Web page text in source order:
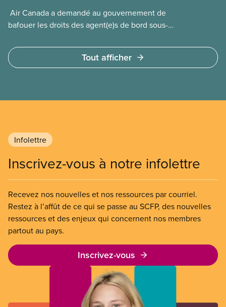
​ Air Canada a demandé au gouvernement de
bafouer les droits des agent(e)s de bord sous-
ministre de l’Emploi, Patty Hajdu, n’a attendu que
quelques heures pour accéder à cette demande de
Tout afficher
Infolettre
Inscrivez-vous à notre infolettre
Recevez nos nouvelles et nos ressources par courriel.
Restez à l’affût de ce qui se passe au SCFP, des nouvelles
ressources et des enjeux qui concernent nos membres
partout au pays.
Inscrivez-vous